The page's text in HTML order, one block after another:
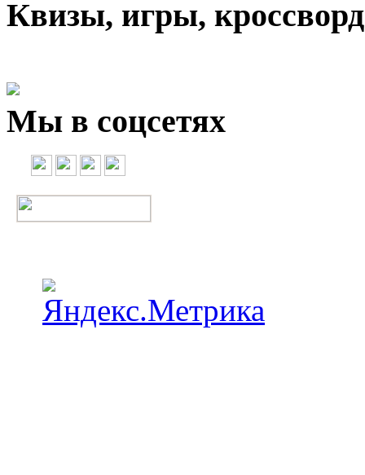
Квизы, игры,
Мы в соцсетях